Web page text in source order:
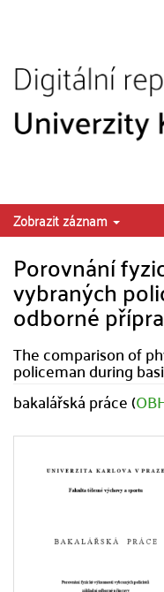
Zobrazit záznam
Porovnání
vybraných
odborné
The comparison of
policeman during
bakalářská práce (